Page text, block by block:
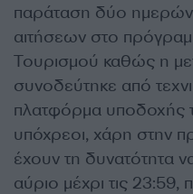
παράταση δύο ημερών
αιτήσεων στο
Τουρισμού καθώς η
συνοδεύτηκε από
πλατφόρμα υποδοχής
υπόχρεοι, χάρη στην
έχουν τη δυνατότητα
αύριο μέχρι τις